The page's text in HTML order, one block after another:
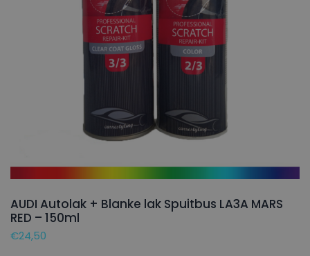
AUDI Autolak + Blanke lak Spuitbus LA3A MARS
RED – 150ml
€24,50